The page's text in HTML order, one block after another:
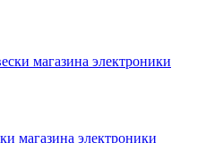
магазина электроники